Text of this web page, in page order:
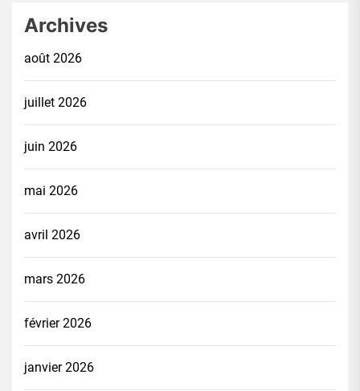
Archives
août 2026
juillet 2026
juin 2026
mai 2026
avril 2026
mars 2026
février 2026
janvier 2026